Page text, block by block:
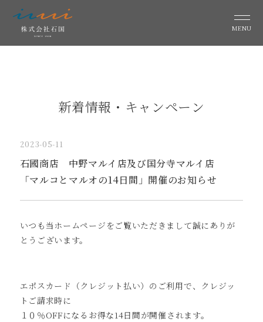
MENU
新着情報・キャンペーン
2023-05-11
石國商店 中野マルイ店及び国分寺マルイ店
「マルコとマルオの14日間」開催のお知らせ
いつも当ホームページをご覧いただきまして誠にありが
とうございます。
エポスカード（クレジット払い）のご利用で、クレジッ
トご請求時に
１０％OFFになるお得な14日間が開催されます。